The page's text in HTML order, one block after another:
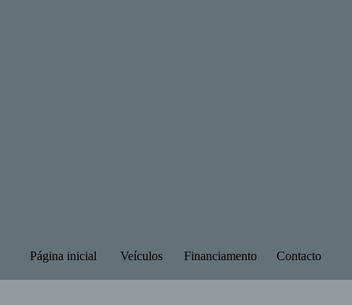
Página inicial Veículos Financiamento Contacto